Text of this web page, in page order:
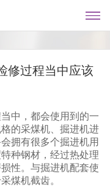
修过程当中应该
中，都会使用到的一
的采煤机、掘进机进
拥有很多个掘进机用
种钢材，经过热处理
性。与掘进机配套使
煤机截齿。